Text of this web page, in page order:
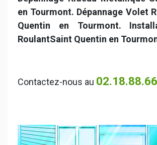
en Tourmont. Dépannage Volet
Quentin en Tourmont.
RoulantSaint Quentin en
Contactez-nous au